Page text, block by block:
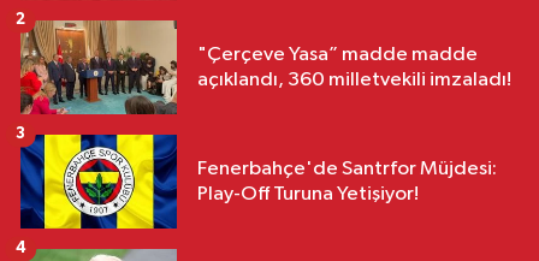
"Çerçeve Yasa” madde madde
açıklandı, 360 milletvekili imzaladı!
2
Fenerbahçe'de Santrfor Müjdesi:
Play-Off Turuna Yetişiyor!
3
4